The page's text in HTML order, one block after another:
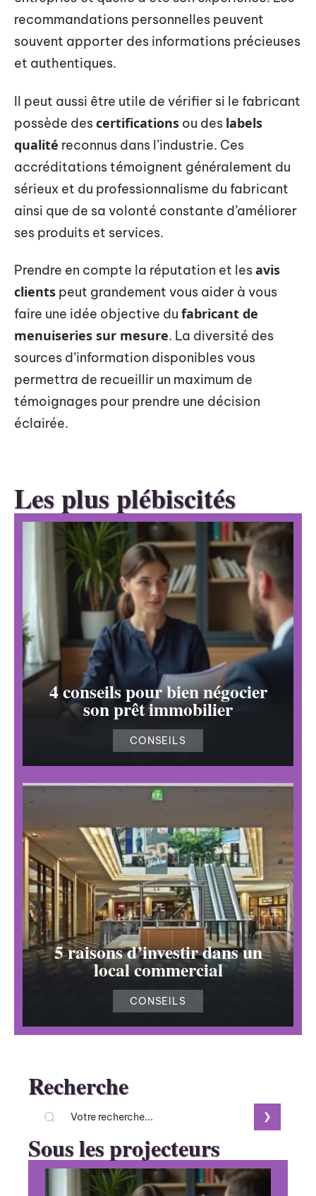
recommandations personnelles peuvent
souvent apporter des informations précieuses
et authentiques.
Il peut aussi être utile de vérifier si le fabricant
possède descertifications ou des labels
qualité reconnus dans l’industrie. Ces
accréditations témoignent généralement du
sérieux et du professionnalisme du fabricant
ainsi que de sa volonté constante d’améliorer
ses produits et services.
Prendre en compte la réputation et lesavis
clients peut grandement vous aider à vous
faire une idée objective du fabricant de
menuiseries sur mesure. La diversité des
sources d’information disponibles vous
permettra de recueillir un maximum de
témoignages pour prendre une décision
éclairée.
Les plus plébiscités
4 conseils pour bien négocier
son prêt immobilier
CONSEILS
5 raisons d’investir dans un
local commercial
CONSEILS
Recherche
Sous les projecteurs